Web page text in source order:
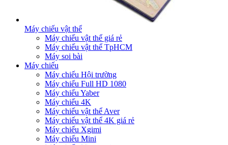
Máy chiếu vật thể
Máy chiếu vật thể giá rẻ
Máy chiếu vật thể TpHCM
Máy soi bài
Máy chiếu
Máy chiếu Hội trường
Máy chiếu Full HD 1080
Máy chiếu Yaber
Máy chiếu 4K
Máy chiếu vật thể Aver
Máy chiếu vật thể 4K giá rẻ
Máy chiếu Xgimi
Máy chiếu Mini